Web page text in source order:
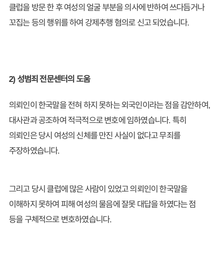
클럽을 방문 한 후 여성의 얼굴 부분을 의사에 반하여 쓰다듬거나
꼬집는 등의 행위를 하여 강제추행 혐의로 신고 되었습니다.
2) 성범죄 전문센터의 도움
의뢰인이 한국말을 전혀 하지 못하는 외국인이라는 점을 감안하여,
대사관과 공조하여 적극적으로 변호에 임하였습니다. 특히
의뢰인은 당시 여성의 신체를 만진 사실이 없다고 무죄를
주장하였습니다.
그리고 당시 클럽에 많은 사람이 있었고 의뢰인이 한국말을
이해하지 못하여 피해 여성의 물음에 잘못 대답을 하였다는 점
등을 구체적으로 변호하였습니다.